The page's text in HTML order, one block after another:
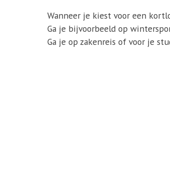
Wanneer je kiest voor een
Ga je bijvoorbeeld op
Ga je op zakenreis of voor je